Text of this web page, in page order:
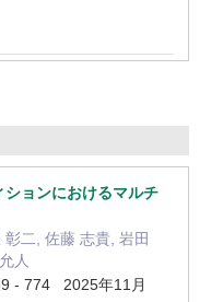
ョンにおけるマルチ
二, 佐藤 志貴, 岩田
人
- 774 2025年11月